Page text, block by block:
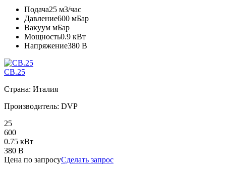
Подача25 м3/час
Давление600 мБар
Вакуум мБар
Мощность0.9 кВт
Напряжение380 В
CB.25
Страна: Италия
Производитель: DVP
25
600
0.75 кВт
380 В
Цена по запросуСделать запрос